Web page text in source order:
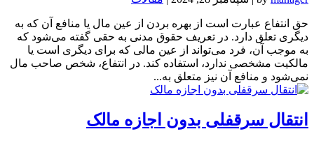
حق انتفاع عبارت است از بهره بردن از عین مال یا منافع آن که به
دیگری تعلق دارد. در تعریف حقوق مدنی به حقی گفته می‌شود که
به موجب آن، فرد می‌تواند از عین مالی که برای دیگری است یا
مالکیت مشخصی ندارد، استفاده کند. در انتفاع، شخص صاحب مال
نمی‌شود و منافع آن نیز متعلق به...
انتقال سرقفلی بدون اجازه مالک